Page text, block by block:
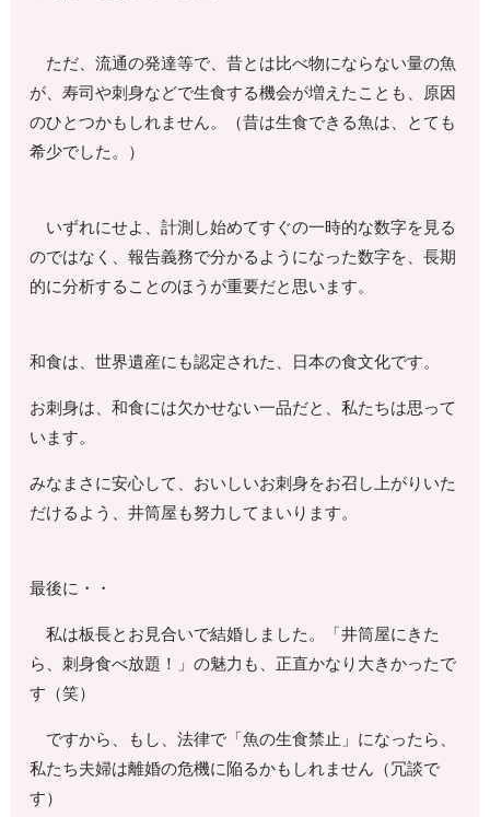
ただ、流通の発達等で、昔とは比べ物にならない量の魚
が、寿司や刺身などで生食する機会が増えたことも、原因
のひとつかもしれません。（昔は生食できる魚は、とても
希少でした。）
いずれにせよ、計測し始めてすぐの一時的な数字を見る
のではなく、報告義務で分かるようになった数字を、長期
的に分析することのほうが重要だと思います。
和食は、世界遺産にも認定された、日本の食文化です。
お刺身は、和食には欠かせない一品だと、私たちは思って
います。
みなまさに安心して、おいしいお刺身をお召し上がりいた
だけるよう、井筒屋も努力してまいります。
最後に・・
私は板長とお見合いで結婚しました。「井筒屋にきた
ら、刺身食べ放題！」の魅力も、正直かなり大きかったで
す（笑）
ですから、もし、法律で「魚の生食禁止」になったら、
私たち夫婦は離婚の危機に陥るかもしれません（冗談で
す）